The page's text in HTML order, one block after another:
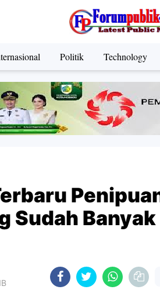
Politik Technology
Sudah Banyak